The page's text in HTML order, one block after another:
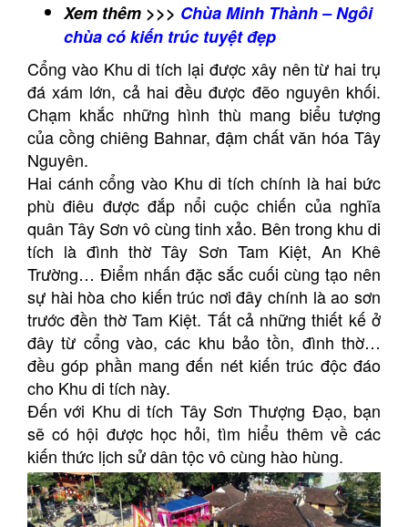
Xem thêm >>> Chùa Minh Thành – Ngôi
chùa có kiến trúc tuyệt đẹp
Cổng vào Khu di tích lại được xây nên từ hai trụ
đá xám lớn, cả hai đều được đẽo nguyên khối.
Chạm khắc những hình thù mang biểu tượng
của cồng chiêng Bahnar, đậm chất văn hóa Tây
Nguyên.
Hai cánh cổng vào Khu di tích chính là hai bức
phù điêu được đắp nổi cuộc chiến của nghĩa
quân Tây Sơn vô cùng tinh xảo. Bên trong khu di
tích là đình thờ Tây Sơn Tam Kiệt, An Khê
Trường… Điểm nhấn đặc sắc cuối cùng tạo nên
sự hài hòa cho kiến trúc nơi đây chính là ao sơn
trước đền thờ Tam Kiệt. Tất cả những thiết kế ở
đây từ cổng vào, các khu bảo tồn, đình thờ…
đều góp phần mang đến nét kiến trúc độc đáo
cho Khu di tích này.
Đến với Khu di tích Tây Sơn Thượng Đạo, bạn
sẽ có hội được học hỏi, tìm hiểu thêm về các
kiến thức lịch sử dân tộc vô cùng hào hùng.